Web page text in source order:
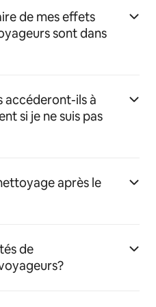
de mes effets
sont dans
accéderont-ils à
si je ne suis pas
après le
de